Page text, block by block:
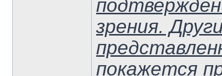
зрения.
покажется